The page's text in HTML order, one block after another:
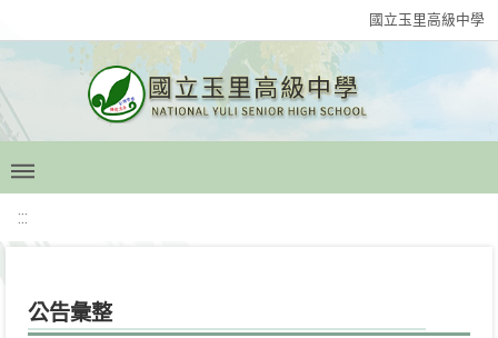
國立玉里高級中學
:::
公告彙整